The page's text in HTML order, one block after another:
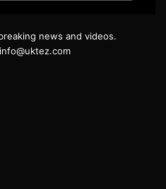
news and videos.